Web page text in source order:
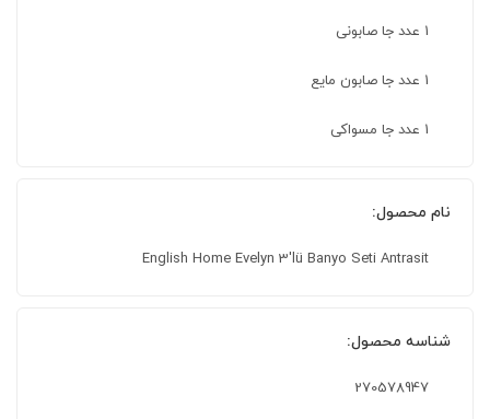
1 عدد جا صابونی
1 عدد جا صابون مایع
1 عدد جا مسواکی
نام محصول:
English Home Evelyn 3'lü Banyo Seti Antrasit
شناسه محصول:
270578947